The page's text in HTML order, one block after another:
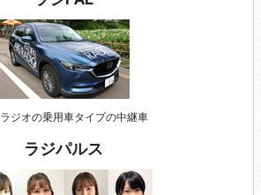
ジオの乗用車タイプの中継車
ラジパルス